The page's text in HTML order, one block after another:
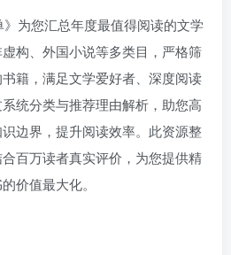
》为您汇总年度最值得阅读的文学
构、外国小说等多类目，严格筛
籍，满足文学爱好者、深度阅读
统分类与推荐理由解析，助您高
边界，提升阅读效率。此资源整
百万读者真实评价，为您提供精
价值最大化。